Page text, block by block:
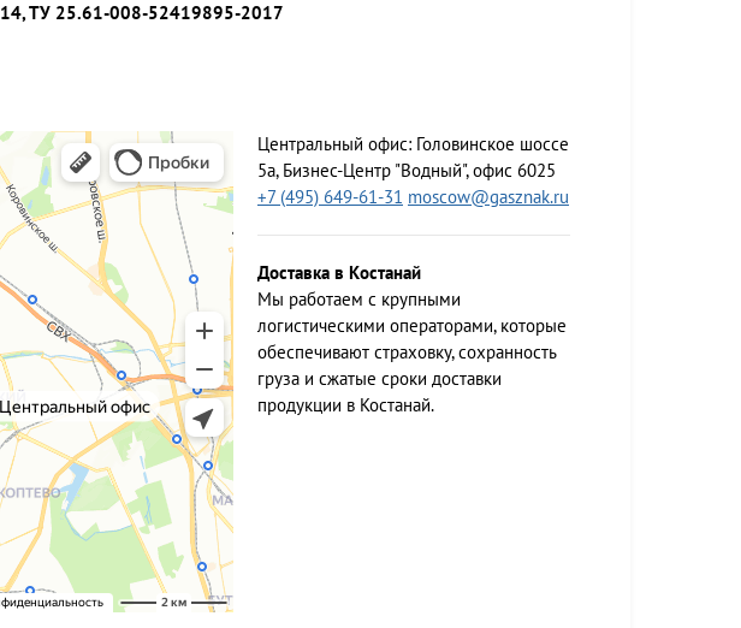
ТУ 25.61-008-52419895-2017
Центральный офис: Головинское шоссе
5а, Бизнес-Центр "Водный", офис 6025
+7 (495) 649-61-31 moscow@gasznak.ru
Доставка в Костанай
Мы работаем c крупными
логистическими операторами, которые
обеспечивают страховку, сохранность
груза и сжатые сроки доставки
продукции в Костанай.